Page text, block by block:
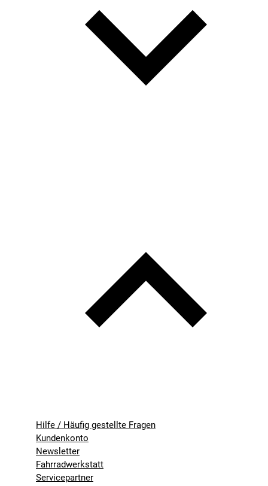
Hilfe / Häufig gestellte Fragen
Kundenkonto
Newsletter
Fahrradwerkstatt
Servicepartner